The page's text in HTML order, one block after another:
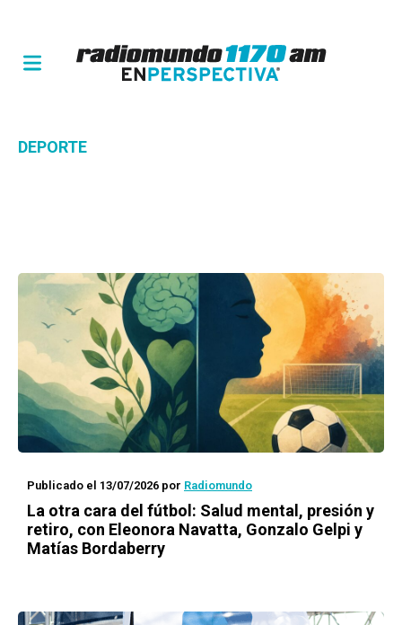
DEPORTE
Publicado el 13/07/2026 por Radiomundo
La otra cara del fútbol: Salud mental, presión y
retiro, con Eleonora Navatta, Gonzalo Gelpi y
Matías Bordaberry